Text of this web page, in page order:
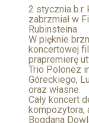
2 stycznia b.r.
zabrzmiał w
Rubinsteina.
W pięknie
koncertowej
prapremierę
Trio Polonez
Góreckiego,
oraz własne.
Cały koncert
kompozytora,
Bogdana